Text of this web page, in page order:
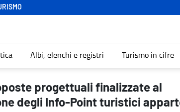
Albi, elenchi e registri Turismo in cifre
e qualificazione degli Info-Point
progettuali finalizzate al
degli Info-Point turistici